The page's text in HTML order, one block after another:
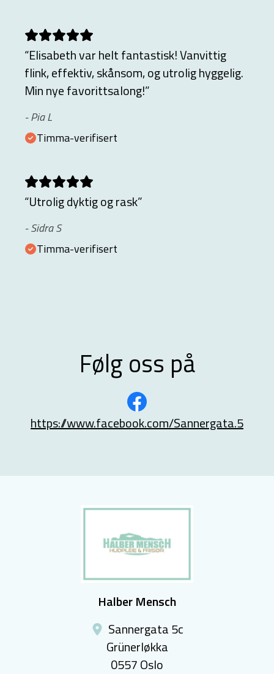
“Elisabeth var helt fantastisk! Vanvittig
flink, effektiv, skånsom, og utrolig hyggelig.
Min nye favorittsalong!”
-Pia L
Timma-verifisert
“Utrolig dyktig og rask”
-Sidra S
Timma-verifisert
Følg oss på
https://www.facebook.com/Sannergata.5
Halber Mensch
Sannergata 5c
Grünerløkka
0557 Oslo